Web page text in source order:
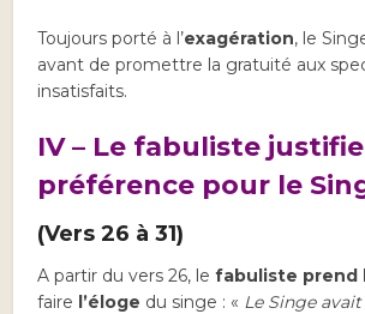
Toujours porté à l’exagération, le
avant de promettre la gratuité aux
insatisfaits.
IV – Le fabuliste
préférence pour le
(Vers 26 à 31)
A partir du vers 26, lefabuliste prend
faire l’éloge du singe : « Le Singe avait